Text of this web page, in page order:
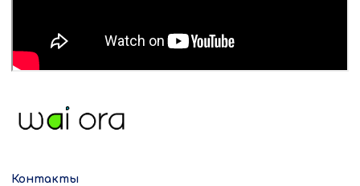
Контакты